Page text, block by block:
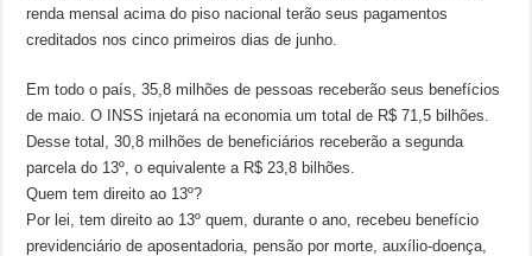
renda mensal acima do piso nacional terão seus pagamentos
creditados nos cinco primeiros dias de junho.
Em todo o país, 35,8 milhões de pessoas receberão seus benefícios
de maio. O INSS injetará na economia um total de R$ 71,5 bilhões.
Desse total, 30,8 milhões de beneficiários receberão a segunda
parcela do 13º, o equivalente a R$ 23,8 bilhões.
Quem tem direito ao 13º?
Por lei, tem direito ao 13º quem, durante o ano, recebeu benefício
previdenciário de aposentadoria, pensão por morte, auxílio-doença,